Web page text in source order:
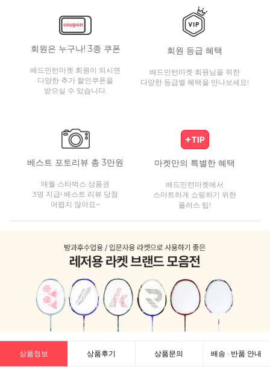
회원은 누구나! 3종 쿠폰
배드민턴마켓 회원이 되시면
다양한 추가 할인쿠폰을
받으실 수 있습니다.
회원 등급 혜택
배드민턴마켓 회원님을 위한
다양한 등급별 혜택을 만나보세요!
베스트 포토리뷰 총 3만원
매월 스타벅스 상품권
3명 지급! 베스트 리뷰 당첨
어렵지 않아요~
마켓만의 특별한 혜택
배드민턴마켓에서
스마트하게 쇼핑하기 위한
플러스 팁!
상품정보 상품후기 상품문의 배송 · 반품 안내